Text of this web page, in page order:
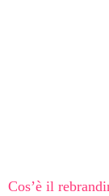
Cos’è il